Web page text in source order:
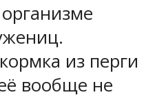
из перги
вообще не